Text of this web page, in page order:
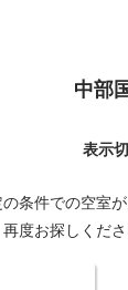
中部
表示
条件での空室が
度お探しくださ